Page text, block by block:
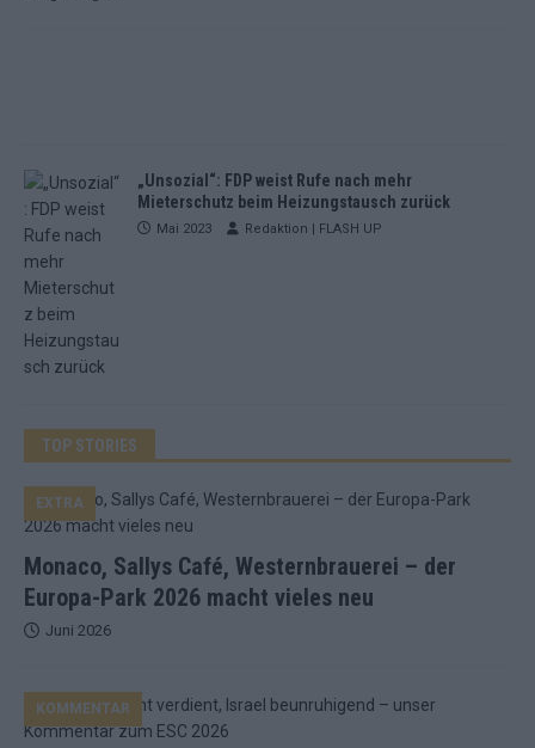
„Unsozial“: FDP weist Rufe nach mehr
Mieterschutz beim Heizungstausch zurück
Mai 2023 Redaktion | FLASH UP
TOP STORIES
Monaco, Sallys Café, Westernbrauerei – der
Europa-Park 2026 macht vieles neu
EXTRA
Juni 2026
KOMMENTAR